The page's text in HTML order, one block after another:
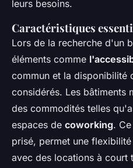
leurs besoins.
Caractéristiques
Lors de la recherche d'un
éléments comme
commun et la disponibilité
considérés. Les bâtiments
des commodités telles
espaces de coworking.
prisé, permet une
avec des locations à court